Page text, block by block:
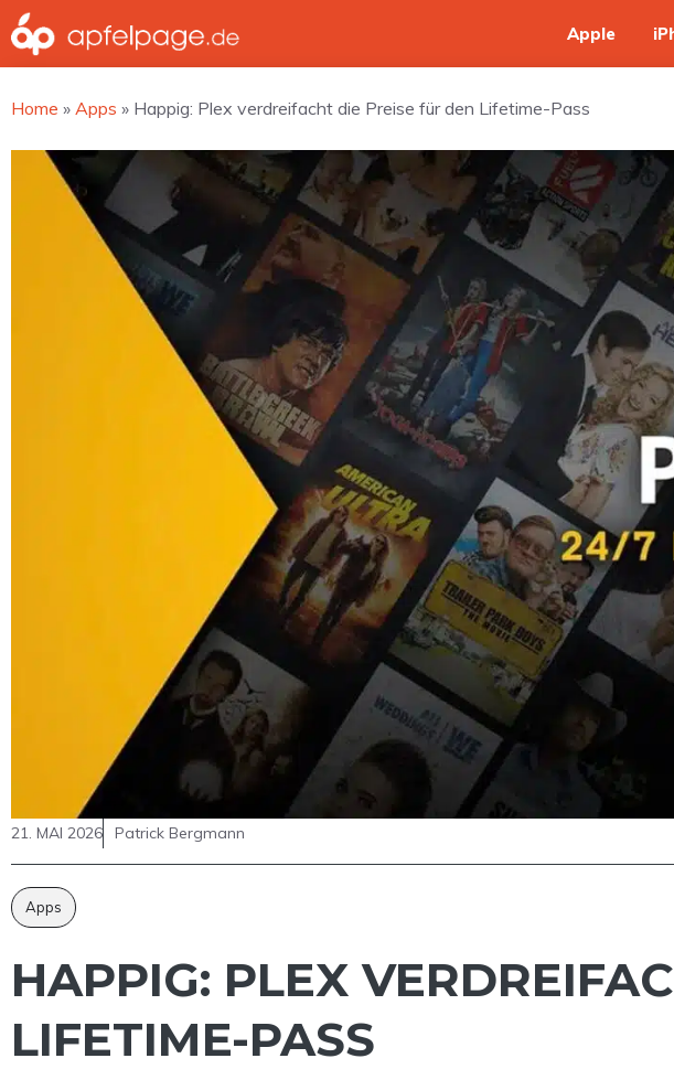
Zum
Inhalt
springen
Apple
Home » Apps » Happig: Plex verdreifacht die Preise für den Lifetime-Pass
21. MAI 2026 Patrick Bergmann
Apps
HAPPIG: PLEX
LIFETIME-PASS